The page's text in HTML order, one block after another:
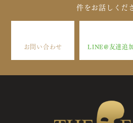
件をお話しくだ
お問い合わせ LINE@友達追